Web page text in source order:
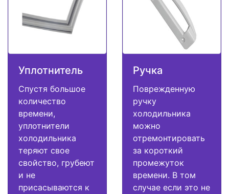
Уплотнитель
Спустя большое
количество
времени,
уплотнители
холодильника
теряют свое
свойство, грубеют
и не
присасываются к
Ручка
Поврежденную
ручку
холодильника
можно
отремонтировать
за короткий
промежуток
времени. В том
случае если это не